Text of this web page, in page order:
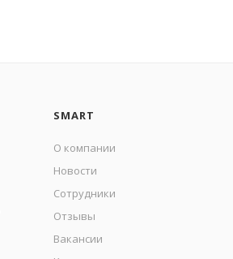
SMART
О компании
Новости
Сотрудники
Отзывы
Вакансии